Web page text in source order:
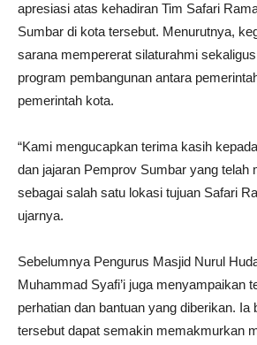
apresiasi atas kehadiran Tim Safari
Sumbar di kota tersebut. Menurutnya,
sarana mempererat silaturahmi
program pembangunan antara
pemerintah kota.
“Kami mengucapkan terima kasih
dan jajaran Pemprov Sumbar yang telah
sebagai salah satu lokasi tujuan Safari
ujarnya.
Sebelumnya Pengurus Masjid Nurul
Muhammad Syafi’i juga menyampaikan
perhatian dan bantuan yang diberikan. Ia
tersebut dapat semakin memakmurkan